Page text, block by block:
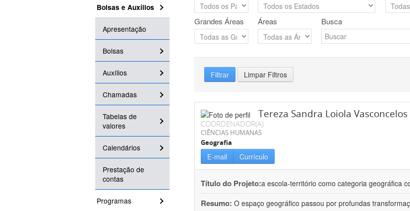
Bolsas e Auxílios
Apresentação
Bolsas
Auxílios
Chamadas
Tabelas de
valores
Calendários
Prestação de
contas
Programas
Grandes Áreas Áreas Busca
Filtrar Limpar Filtros
Tereza Sandra Loiola Vasconcelos
COORDENADOR(A)
CIÊNCIAS HUMANAS
Geografia
E-mail Currículo
Título do Projeto:a escola-território como categoria geográfica
Resumo: O espaço geográfico passou por profundas